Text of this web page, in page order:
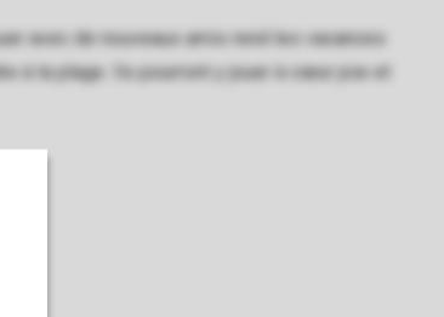
avec de nouveaux amis rend les vacances
à la plage. Ils pourront y jouer à cœur joie et